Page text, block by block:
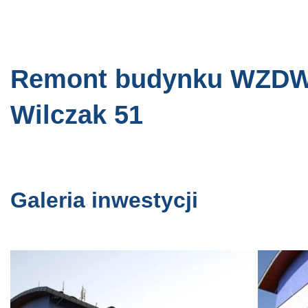
Remont budynku
Wilczak 51
Galeria inwestycji